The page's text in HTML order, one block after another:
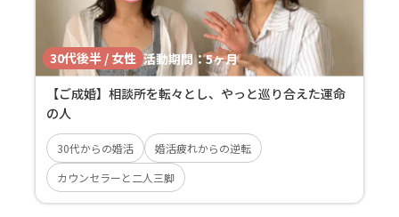
30代後半 / 女性 活動期間：5ヶ月
【ご成婚】相談所を転々とし、やっと巡り合えた運命
の人
30代からの婚活
婚活疲れからの逆転
カウンセラーと二人三脚